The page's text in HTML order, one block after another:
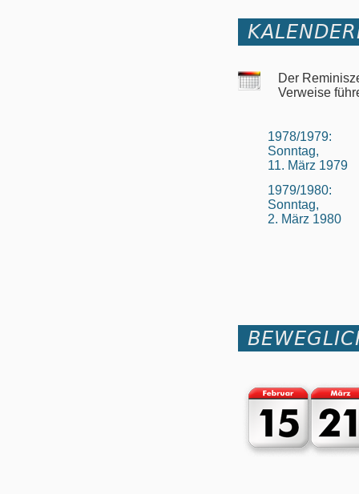
Der
Verweise
1978/1979:
Sonntag,
11. März 1979
1979/1980:
Sonntag,
2. März 1980